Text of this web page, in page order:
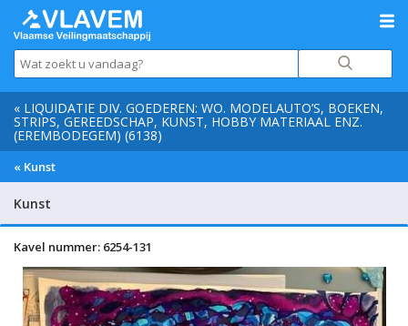
« LIQUIDATIE DIV. GOEDEREN: WO. MODELAUTO’S, BOEKEN,
STRIPS, GEREEDSCHAP, KUNST, HOBBY MATERIAAL ENZ.
(EREMBODEGEM) (6138)
« Kunst
Kunst
Kavel nummer: 6254-131